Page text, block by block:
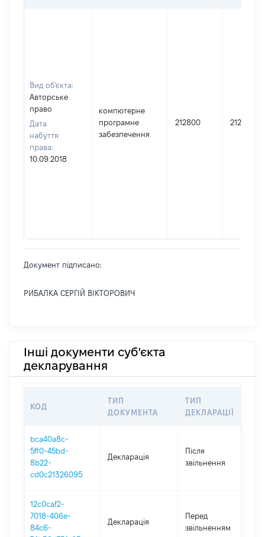
Вид об'єкта:
Авторське
право
Дата
набуття
права:
10.09.2018
компютерне
програмне
забезпечення
212800 212800
Документ підписано:
РИБАЛКА СЕРГІЙ ВІКТОРОВИЧ
Інші документи суб'єкта
декларування
КОД
ТИП
ДОКУМЕНТА
ТИП
ДЕКЛАРАЦІЇ
bca40a8c-
5ff0-45bd-
8b22-
cd0c21326095
Декларація
Після
звільнення
12c0caf2-
7018-406e-
84c6-
Декларація
Перед
звільненням